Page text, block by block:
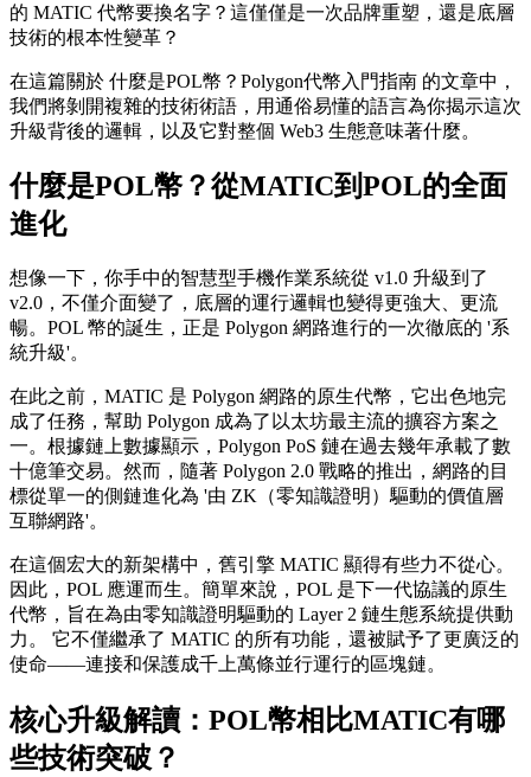
的 MATIC 代幣要換名字？這僅僅是一次品牌重塑，還是底層
技術的根本性變革？
在這篇關於 什麼是POL幣？Polygon代幣入門指南 的文章中，
我們將剝開複雜的技術術語，用通俗易懂的語言為你揭示這次
升級背後的邏輯，以及它對整個 Web3 生態意味著什麼。
什麼是POL幣？從MATIC到POL的全面
進化
想像一下，你手中的智慧型手機作業系統從 v1.0 升級到了
v2.0，不僅介面變了，底層的運行邏輯也變得更強大、更流
暢。POL 幣的誕生，正是 Polygon 網路進行的一次徹底的 '系
統升級'。
在此之前，MATIC 是 Polygon 網路的原生代幣，它出色地完
成了任務，幫助 Polygon 成為了以太坊最主流的擴容方案之
一。根據鏈上數據顯示，Polygon PoS 鏈在過去幾年承載了數
十億筆交易。然而，隨著 Polygon 2.0 戰略的推出，網路的目
標從單一的側鏈進化為 '由 ZK（零知識證明）驅動的價值層
互聯網路'。
在這個宏大的新架構中，舊引擎 MATIC 顯得有些力不從心。
因此，POL 應運而生。簡單來說， POL 是下一代協議的原生
代幣，旨在為由零知識證明驅動的 Layer 2 鏈生態系統提供動
力。
它不僅繼承了 MATIC 的所有功能，還被賦予了更廣泛的
使命——連接和保護成千上萬條並行運行的區塊鏈。
核心升級解讀：POL幣相比MATIC有哪
些技術突破？